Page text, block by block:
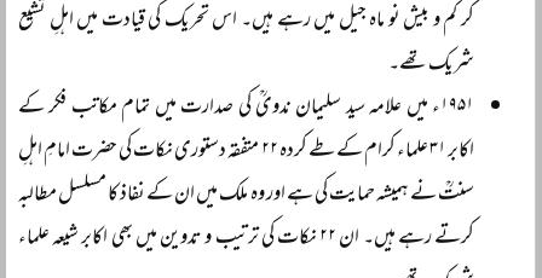
کر کم و بیش نو ماہ جیل میں رہے ہیں۔ اس تحریک کی قیادت میں اہلِ تشیع
شریک تھے۔
۱۹۵۱ء میں علامہ سید سلیمان ندویؒ کی صدارت میں تمام مکاتب فکر کے
اکابر ۳۱ علماء کرام کے طے کردہ ۲۲ متفقہ دستوری نکات کی حضرت امامِ اہلِ
سنتؒ نے ہمیشہ حمایت کی ہے اور وہ ملک میں ان کے نفاذ کا مسلسل مطالبہ
کرتے رہے ہیں۔ ان ۲۲ نکات کی ترتیب و تدوین میں بھی اکابر شیعہ علماء